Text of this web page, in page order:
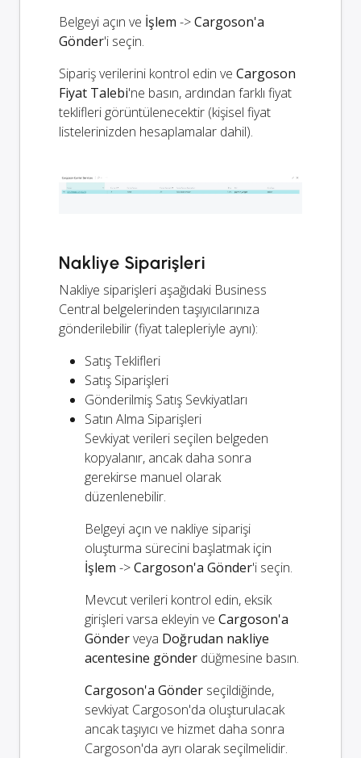
Belgeyi açın ve İşlem ->Cargoson'a
Gönder'i seçin.
Sipariş verilerini kontrol edin ve Cargoson
Fiyat Talebi'ne basın, ardından farklı fiyat
teklifleri görüntülenecektir (kişisel fiyat
listelerinizden hesaplamalar dahil).
Nakliye Siparişleri
Nakliye siparişleri aşağıdaki Business
Central belgelerinden taşıyıcılarınıza
gönderilebilir (fiyat talepleriyle aynı):
Satış Teklifleri
Satış Siparişleri
Gönderilmiş Satış Sevkiyatları
Satın Alma Siparişleri
Sevkiyat verileri seçilen belgeden
kopyalanır, ancak daha sonra
gerekirse manuel olarak
düzenlenebilir.
Belgeyi açın ve nakliye siparişi
oluşturma sürecini başlatmak için
İşlem ->Cargoson'a Gönder'i seçin.
Mevcut verileri kontrol edin, eksik
girişleri varsa ekleyin ve Cargoson'a
Gönderveya Doğrudan nakliye
acentesine gönder düğmesine basın.
Cargoson'a Gönder seçildiğinde,
sevkiyat Cargoson'da oluşturulacak
ancak taşıyıcı ve hizmet daha sonra
Cargoson'da ayrı olarak seçilmelidir.